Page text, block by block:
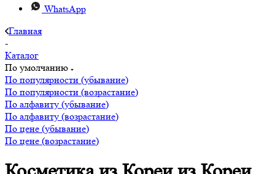
WhatsApp
Главная
-
Каталог
По умолчанию
По популярности (убывание)
По популярности (возрастание)
По алфавиту (убывание)
По алфавиту (возрастание)
По цене (убывание)
По цене (возрастание)